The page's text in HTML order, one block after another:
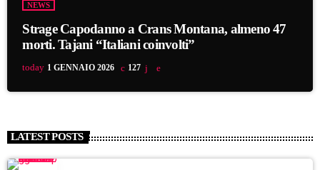
NEWS
Strage Capodanno a Crans Montana, almeno 47
morti. Tajani “Italiani coinvolti”
today 1 GENNAIO 2026 127
LATEST POSTS